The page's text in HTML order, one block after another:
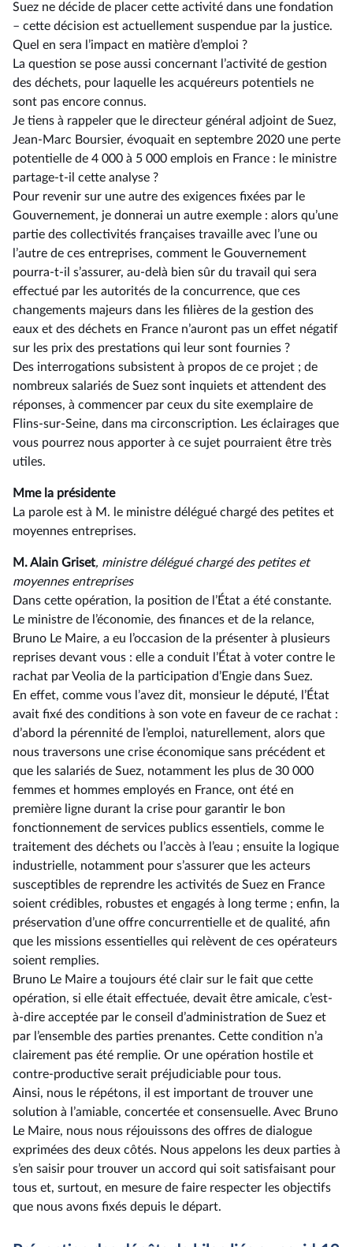
Suez ne décide de placer cette activité dans une fondation
–⁠ cette décision est actuellement suspendue par la justice.
Quel en sera l’impact en matière d’emploi ?
La question se pose aussi concernant l’activité de gestion
des déchets, pour laquelle les acquéreurs potentiels ne
sont pas encore connus.
Je tiens à rappeler que le directeur général adjoint de Suez,
Jean-Marc Boursier, évoquait en septembre 2020 une perte
potentielle de 4 000 à 5 000 emplois en France : le ministre
partage-t-il cette analyse ?
Pour revenir sur une autre des exigences fixées par le
Gouvernement, je donnerai un autre exemple : alors qu’une
partie des collectivités françaises travaille avec l’une ou
l’autre de ces entreprises, comment le Gouvernement
pourra-t-il s’assurer, au-delà bien sûr du travail qui sera
effectué par les autorités de la concurrence, que ces
changements majeurs dans les filières de la gestion des
eaux et des déchets en France n’auront pas un effet négatif
sur les prix des prestations qui leur sont fournies ?
Des interrogations subsistent à propos de ce projet ; de
nombreux salariés de Suez sont inquiets et attendent des
réponses, à commencer par ceux du site exemplaire de
Flins-sur-Seine, dans ma circonscription. Les éclairages que
vous pourrez nous apporter à ce sujet pourraient être très
utiles.
Mme la présidente
La parole est à M. le ministre délégué chargé des petites et
moyennes entreprises.
M. Alain Griset, ministre délégué chargé des petites et
moyennes entreprises
Dans cette opération, la position de l’État a été constante.
Le ministre de l’économie, des finances et de la relance,
Bruno Le Maire, a eu l’occasion de la présenter à plusieurs
reprises devant vous : elle a conduit l’État à voter contre le
rachat par Veolia de la participation d’Engie dans Suez.
En effet, comme vous l’avez dit, monsieur le député, l’État
avait fixé des conditions à son vote en faveur de ce rachat :
d’abord la pérennité de l’emploi, naturellement, alors que
nous traversons une crise économique sans précédent et
que les salariés de Suez, notamment les plus de 30 000
femmes et hommes employés en France, ont été en
première ligne durant la crise pour garantir le bon
fonctionnement de services publics essentiels, comme le
traitement des déchets ou l’accès à l’eau ; ensuite la logique
industrielle, notamment pour s’assurer que les acteurs
susceptibles de reprendre les activités de Suez en France
soient crédibles, robustes et engagés à long terme ; enfin, la
préservation d’une offre concurrentielle et de qualité, afin
que les missions essentielles qui relèvent de ces opérateurs
soient remplies.
Bruno Le Maire a toujours été clair sur le fait que cette
opération, si elle était effectuée, devait être amicale, c’est-
à-dire acceptée par le conseil d’administration de Suez et
par l’ensemble des parties prenantes. Cette condition n’a
clairement pas été remplie. Or une opération hostile et
contre-productive serait préjudiciable pour tous.
Ainsi, nous le répétons, il est important de trouver une
solution à l’amiable, concertée et consensuelle. Avec Bruno
Le Maire, nous nous réjouissons des offres de dialogue
exprimées des deux côtés. Nous appelons les deux parties à
s’en saisir pour trouver un accord qui soit satisfaisant pour
tous et, surtout, en mesure de faire respecter les objectifs
que nous avons fixés depuis le départ.